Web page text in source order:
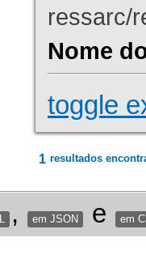
ressarc/
Nome
toggle
1 resultados
, em JSON e em